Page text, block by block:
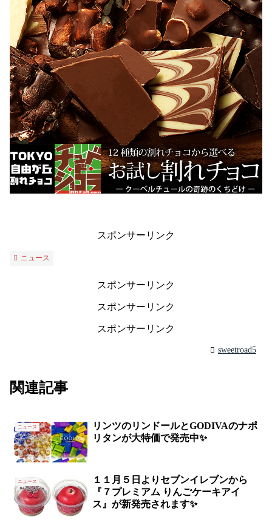
スポンサーリンク
ニュース
スポンサーリンク
スポンサーリンク
スポンサーリンク
sweetroad5
関連記事
ニュース
リンツのリンドールとGODIVAのナポ
リタンが大特価で発売中✨
ニュース
１１月５日よりセブンイレブンから
『７プレミアム りんごケーキアイ
ス』が新発売されます✨